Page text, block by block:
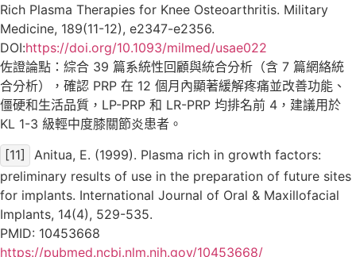
Rich Plasma Therapies for Knee Osteoarthritis. Military
Medicine, 189(11-12), e2347-e2356.
DOI:https://doi.org/10.1093/milmed/usae022
佐證論點：綜合 39 篇系統性回顧與統合分析（含 7 篇網絡統
合分析），確認 PRP 在 12 個月內顯著緩解疼痛並改善功能、
僵硬和生活品質，LP-PRP 和 LR-PRP 均排名前 4，建議用於
KL 1-3 級輕中度膝關節炎患者。
[11]
Anitua, E. (1999). Plasma rich in growth factors:
preliminary results of use in the preparation of future sites
for implants. International Journal of Oral & Maxillofacial
Implants, 14(4), 529-535.
PMID: 10453668
https://pubmed.ncbi.nlm.nih.gov/10453668/